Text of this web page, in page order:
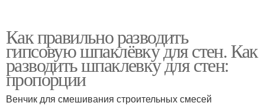
Как правильно разводить
гипсовую шпаклёвку для стен. Как
разводить шпаклевку для стен:
пропорции
Венчик для смешивания строительных смесей